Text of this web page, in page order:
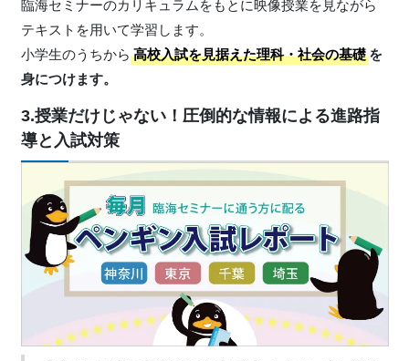
臨海セミナーのカリキュラムをもとに映像授業を見ながら
テキストを用いて学習します。
小学生のうちから 高校入試を見据えた理科・社会の基礎を
身につけます。
3.授業だけじゃない！圧倒的な情報による進路指
導と入試対策